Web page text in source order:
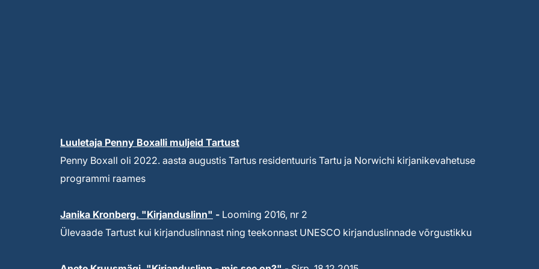
Luuletaja Penny Boxalli muljeid Tartust
Penny Boxall oli 2022. aasta augustis Tartus residentuuris Tartu ja Norwichi kirjanikevahetuse
programmi raames
Janika Kronberg. "Kirjanduslinn" -Looming 2016, nr 2
Ülevaade Tartust kui kirjanduslinnast ning teekonnast UNESCO kirjanduslinnade võrgustikku